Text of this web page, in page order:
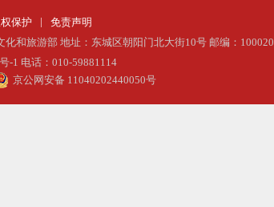
权保护 |
免责声明
化和旅游部 地址：东城区朝阳门北大街10号 邮编：100020
-1 电话：010-59881114
京公网安备 11040202440050号